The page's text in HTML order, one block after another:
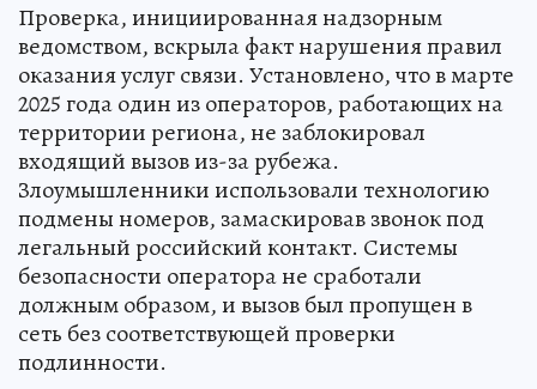
Проверка, инициированная надзорным
ведомством, вскрыла факт нарушения правил
оказания услуг связи. Установлено, что в марте
2025 года один из операторов, работающих на
территории региона, не заблокировал
входящий вызов из-за рубежа.
Злоумышленники использовали технологию
подмены номеров, замаскировав звонок под
легальный российский контакт. Системы
безопасности оператора не сработали
должным образом, и вызов был пропущен в
сеть без соответствующей проверки
подлинности.